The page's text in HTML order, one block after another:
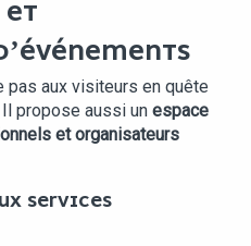
ET
pas aux visiteurs en quête
propose aussi un espace
et organisateurs
SERVICES